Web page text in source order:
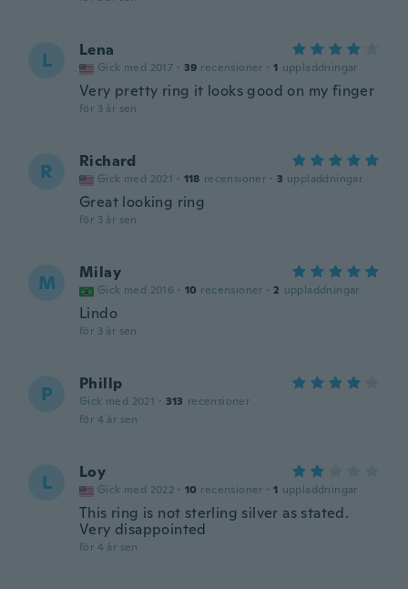
L Lena
Gick med 2017 · 39 recensioner · 1 uppladdningar
Very pretty ring it looks good on my finger
för 3 år sen
R Richard
Gick med 2021 · 118 recensioner · 3 uppladdningar
Great looking ring
för 3 år sen
M Milay
Gick med 2016 · 10 recensioner · 2 uppladdningar
Lindo
för 3 år sen
P Phillp
Gick med 2021 · 313 recensioner
för 4 år sen
L Loy
Gick med 2022 · 10 recensioner · 1 uppladdningar
This ring is not sterling silver as stated.
Very disappointed
för 4 år sen